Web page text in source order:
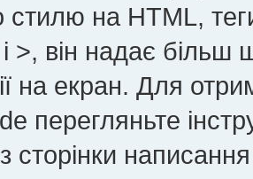
на HTML,
>, він надає більш
на екран. Для
перегляньте
сторінки